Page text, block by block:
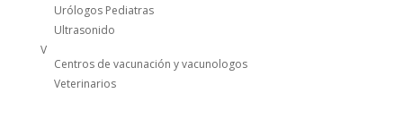
Urólogos Pediatras
Ultrasonido
V
Centros de vacunación y vacunologos
Veterinarios